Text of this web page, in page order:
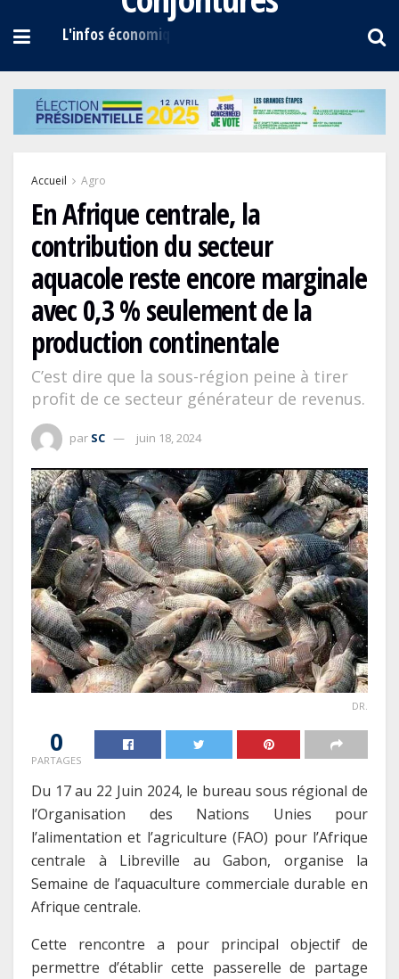
Accueil Agro
En Afrique centrale, la
contribution du secteur
aquacole reste encore marginale
avec 0,3 % seulement de la
production continentale
C’est dire que la sous-région peine à tirer
profit de ce secteur générateur de revenus.
par SC juin 18, 2024
DR.
0
PARTAGES
Du 17 au 22 Juin 2024, le bureau sous régional de
l’Organisation des Nations Unies pour
l’alimentation et l’agriculture (FAO) pour l’Afrique
centrale à Libreville au Gabon, organise la
Semaine de l’aquaculture commerciale durable en
Afrique centrale.
Cette rencontre a pour principal objectif de
permettre d’établir cette passerelle de partage